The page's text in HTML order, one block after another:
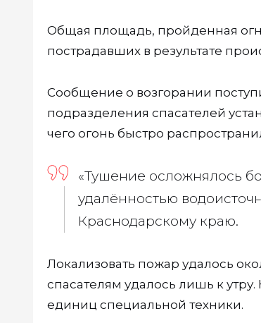
Общая площадь, пройденная
пострадавших в результате
Сообщение о возгорании
подразделения спасателей
чего огонь быстро
«Тушение осложнялось
удалённостью
Краснодарскому краю.
Локализовать пожар удалось
спасателям удалось лишь к
единиц специальной техники.